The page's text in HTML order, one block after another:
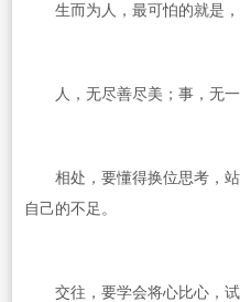
生而为人，最可怕的就是，
人，无尽善尽美；事，无一
相处，要懂得换位思考，站
自己的不足。
交往，要学会将心比心，试